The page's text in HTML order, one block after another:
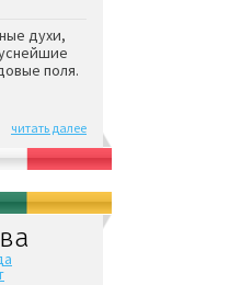
духи,
поля.
читать далее